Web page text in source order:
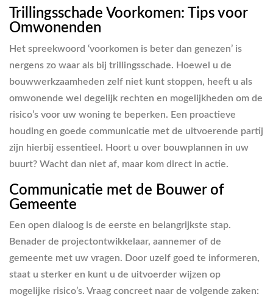
Trillingsschade Voorkomen: Tips voor
Omwonenden
Het spreekwoord ‘voorkomen is beter dan genezen’ is
nergens zo waar als bij trillingsschade. Hoewel u de
bouwwerkzaamheden zelf niet kunt stoppen, heeft u als
omwonende wel degelijk rechten en mogelijkheden om de
risico’s voor uw woning te beperken. Een proactieve
houding en goede communicatie met de uitvoerende partij
zijn hierbij essentieel. Hoort u over bouwplannen in uw
buurt? Wacht dan niet af, maar kom direct in actie.
Communicatie met de Bouwer of
Gemeente
Een open dialoog is de eerste en belangrijkste stap.
Benader de projectontwikkelaar, aannemer of de
gemeente met uw vragen. Door uzelf goed te informeren,
staat u sterker en kunt u de uitvoerder wijzen op
mogelijke risico’s. Vraag concreet naar de volgende zaken: